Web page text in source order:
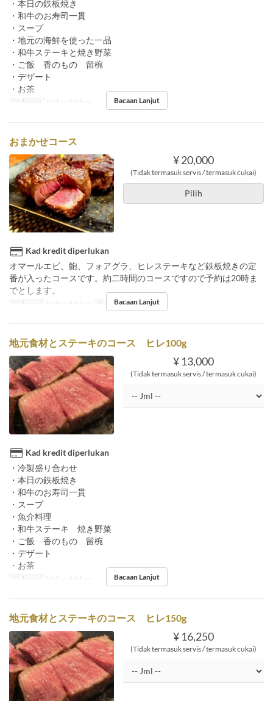
・本日の鉄板焼き
・和牛のお寿司一貫
・スープ
・地元の海鮮を使った一品
・和牛ステーキと焼き野菜
・ご飯 香のもの 留椀
・デザート
・お茶
Makanan Makan Malam Bacaan Lanjut
おまかせコース
¥ 20,000
(Tidak termasuk servis / termasuk cukai)
Pilih
Kad kredit diperlukan
オマールエビ、鮑、フォアグラ、ヒレステーキなど鉄板焼きの定
番が入ったコースです。約二時間のコースですので予約は20時ま
でとします。
Makanan Makan Malam Had Pesanan 2 ~
Bacaan Lanjut
地元食材とステーキのコース ヒレ100g
¥ 13,000
(Tidak termasuk servis / termasuk cukai)
Kad kredit diperlukan
・冷製盛り合わせ
・本日の鉄板焼き
・和牛のお寿司一貫
・スープ
・魚介料理
・和牛ステーキ 焼き野菜
・ご飯 香のもの 留椀
・デザート
・お茶
Makanan Makan Malam Bacaan Lanjut
地元食材とステーキのコース ヒレ150g
¥ 16,250
(Tidak termasuk servis / termasuk cukai)